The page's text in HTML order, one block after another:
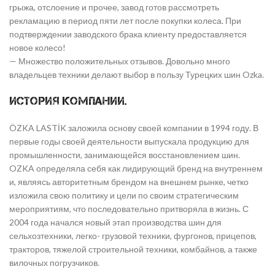
грыжа, отслоение и прочее, завод готов рассмотреть
рекламацию в период пяти лет после покупки колеса. При
подтверждении заводского брака клиенту предоставляется
новое колесо!
— Множество положительных отзывов. Довольно много
владельцев техники делают выбор в пользу Турецких шин Ozka.
История компании.
ÖZKA LASTİK заложила основу своей компании в 1994 году. В
первые годы своей деятельности выпускала продукцию для
промышленности, занимающейся восстановлением шин.
OZKA определяла себя как лидирующий бренд на внутреннем
и, являясь авторитетным брендом на внешнем рынке, четко
изложила свою политику и цели по своим стратегическим
мероприятиям, что последовательно притворяла в жизнь. С
2004 года начался новый этап производства шин для
сельхозтехники, легко- грузовой техники, фургонов, прицепов,
тракторов, тяжелой строительной техники, комбайнов, а также
вилочных погрузчиков.